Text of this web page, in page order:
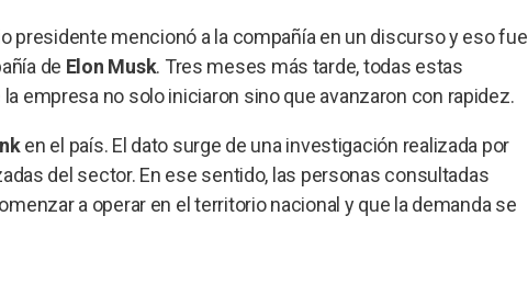
presidente mencionó a la compañía en un discurso y eso fue
de Elon Musk. Tres meses más tarde, todas estas
empresa no solo iniciaron sino que avanzaron con rapidez.
en el país. El dato surge de una investigación realizada por
del sector. En ese sentido, las personas consultadas
a operar en el territorio nacional y que la demanda se